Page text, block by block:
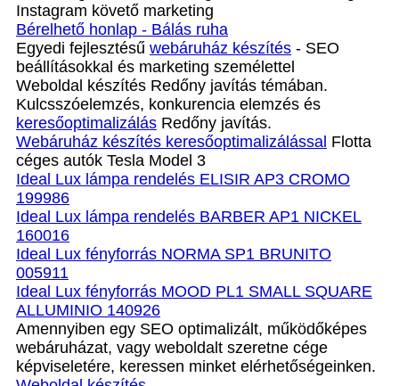
Instagram követő marketing
Bérelhető honlap - Bálás ruha
Egyedi fejlesztésű webáruház készítés - SEO
beállításokkal és marketing személettel
Weboldal készítés Redőny javítás témában.
Kulcsszóelemzés, konkurencia elemzés és
keresőoptimalizálás Redőny javítás.
Webáruház készítés keresőoptimalizálással Flotta
céges autók Tesla Model 3
Ideal Lux lámpa rendelés ELISIR AP3 CROMO
199986
Ideal Lux lámpa rendelés BARBER AP1 NICKEL
160016
Ideal Lux fényforrás NORMA SP1 BRUNITO
005911
Ideal Lux fényforrás MOOD PL1 SMALL SQUARE
ALLUMINIO 140926
Amennyiben egy SEO optimalizált, működőképes
webáruházat, vagy weboldalt szeretne cége
képviseletére, keressen minket elérhetőségeinken.